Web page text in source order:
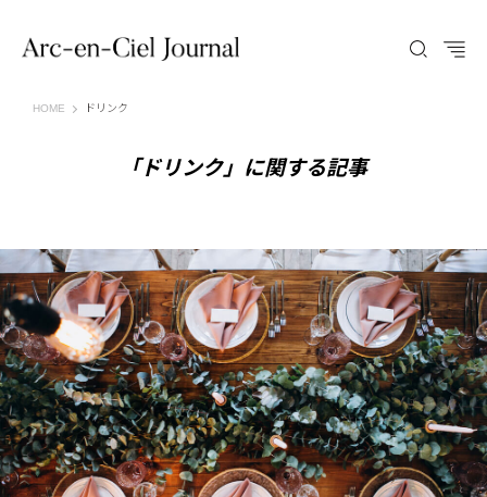
HOME Arc-en-Ciel Journal（アルカンシエル ジャーナル）
ドリンク
「ドリンク」に関する記事